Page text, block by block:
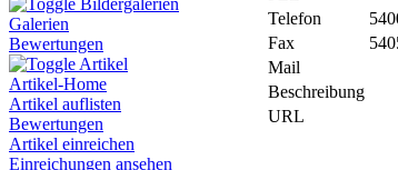
Bildergalerien
Galerien
Bewertungen
Artikel
Artikel-Home
Artikel auflisten
Bewertungen
Artikel einreichen
Einreichungen ansehen
Telefon
Fax
Mail
Beschreibung
URL